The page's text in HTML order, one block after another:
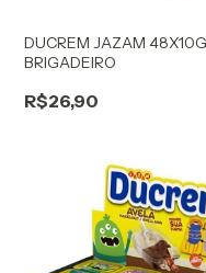
DUCREM JAZAM 48X10G
BRIGADEIRO
R$26,90